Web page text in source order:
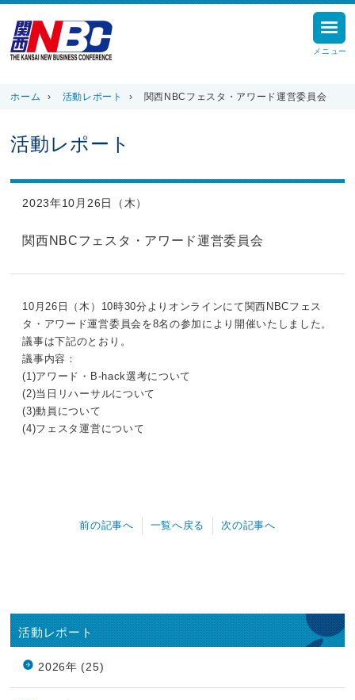
メニュー
ホーム › 活動レポート › 関西NBCフェスタ・アワード運営委員会
活動レポート
2023年10月26日（木）
関西NBCフェスタ・アワード運営委員会
10月26日（木）10時30分よりオンラインにて関西NBCフェス
タ・アワード運営委員会を8名の参加により開催いたしました。
議事は下記のとおり。
議事内容：
(1)アワード・B-hack選考について
(2)当日リハーサルについて
(3)動員について
(4)フェスタ運営について
前の記事へ 一覧へ戻る 次の記事へ
活動レポート
2026年 (25)